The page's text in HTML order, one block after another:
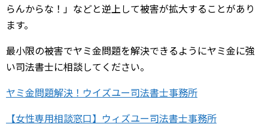
らんからな！」などと逆上して被害が拡大することがあり
ます。
最小限の被害でヤミ金問題を解決できるようにヤミ金に強
い司法書士に相談してください。
ヤミ金問題解決！ウイズユー司法書士事務所
【女性専用相談窓口】ウィズユー司法書士事務所